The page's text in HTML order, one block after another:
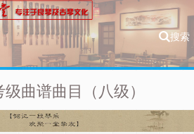
搜索
曲谱曲目（八级）